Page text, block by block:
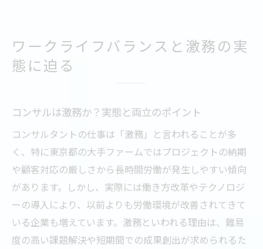
ワークライフバランスと激務の実
態に迫る
コンサルは激務か？実態と両立のポイント
コンサルタントの仕事は「激務」と言われることが多
く、特に東京都の大手ファームではプロジェクトの納期
や顧客対応の厳しさから長時間労働が発生しやすい傾向
があります。しかし、実際には働き方改革やテクノロジ
ーの導入により、以前よりも労働環境が改善されてきて
いる企業も増えています。激務といわれる理由は、難易
度の高い課題解決や短期間での成果創出が求められるた